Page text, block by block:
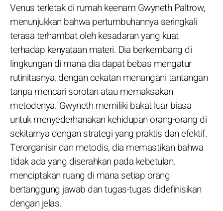
Venus terletak di rumah keenam Gwyneth Paltrow,
menunjukkan bahwa pertumbuhannya seringkali
terasa terhambat oleh kesadaran yang kuat
terhadap kenyataan materi. Dia berkembang di
lingkungan di mana dia dapat bebas mengatur
rutinitasnya, dengan cekatan menangani tantangan
tanpa mencari sorotan atau memaksakan
metodenya. Gwyneth memiliki bakat luar biasa
untuk menyederhanakan kehidupan orang-orang di
sekitarnya dengan strategi yang praktis dan efektif.
Terorganisir dan metodis, dia memastikan bahwa
tidak ada yang diserahkan pada kebetulan,
menciptakan ruang di mana setiap orang
bertanggung jawab dan tugas-tugas didefinisikan
dengan jelas.